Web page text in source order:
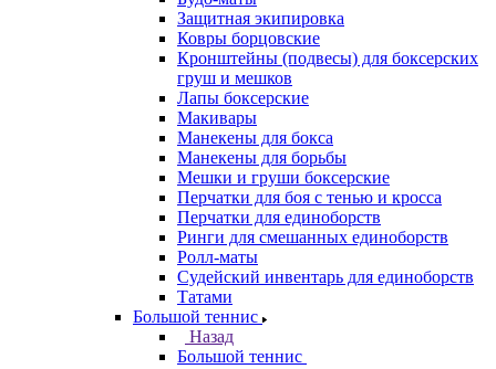
Защитная экипировка
Ковры борцовские
Кронштейны (подвесы) для боксерских
груш и мешков
Лапы боксерские
Макивары
Манекены для бокса
Манекены для борьбы
Мешки и груши боксерские
Перчатки для боя с тенью и кросса
Перчатки для единоборств
Ринги для смешанных единоборств
Ролл-маты
Судейский инвентарь для единоборств
Татами
Большой теннис
Назад
Большой теннис